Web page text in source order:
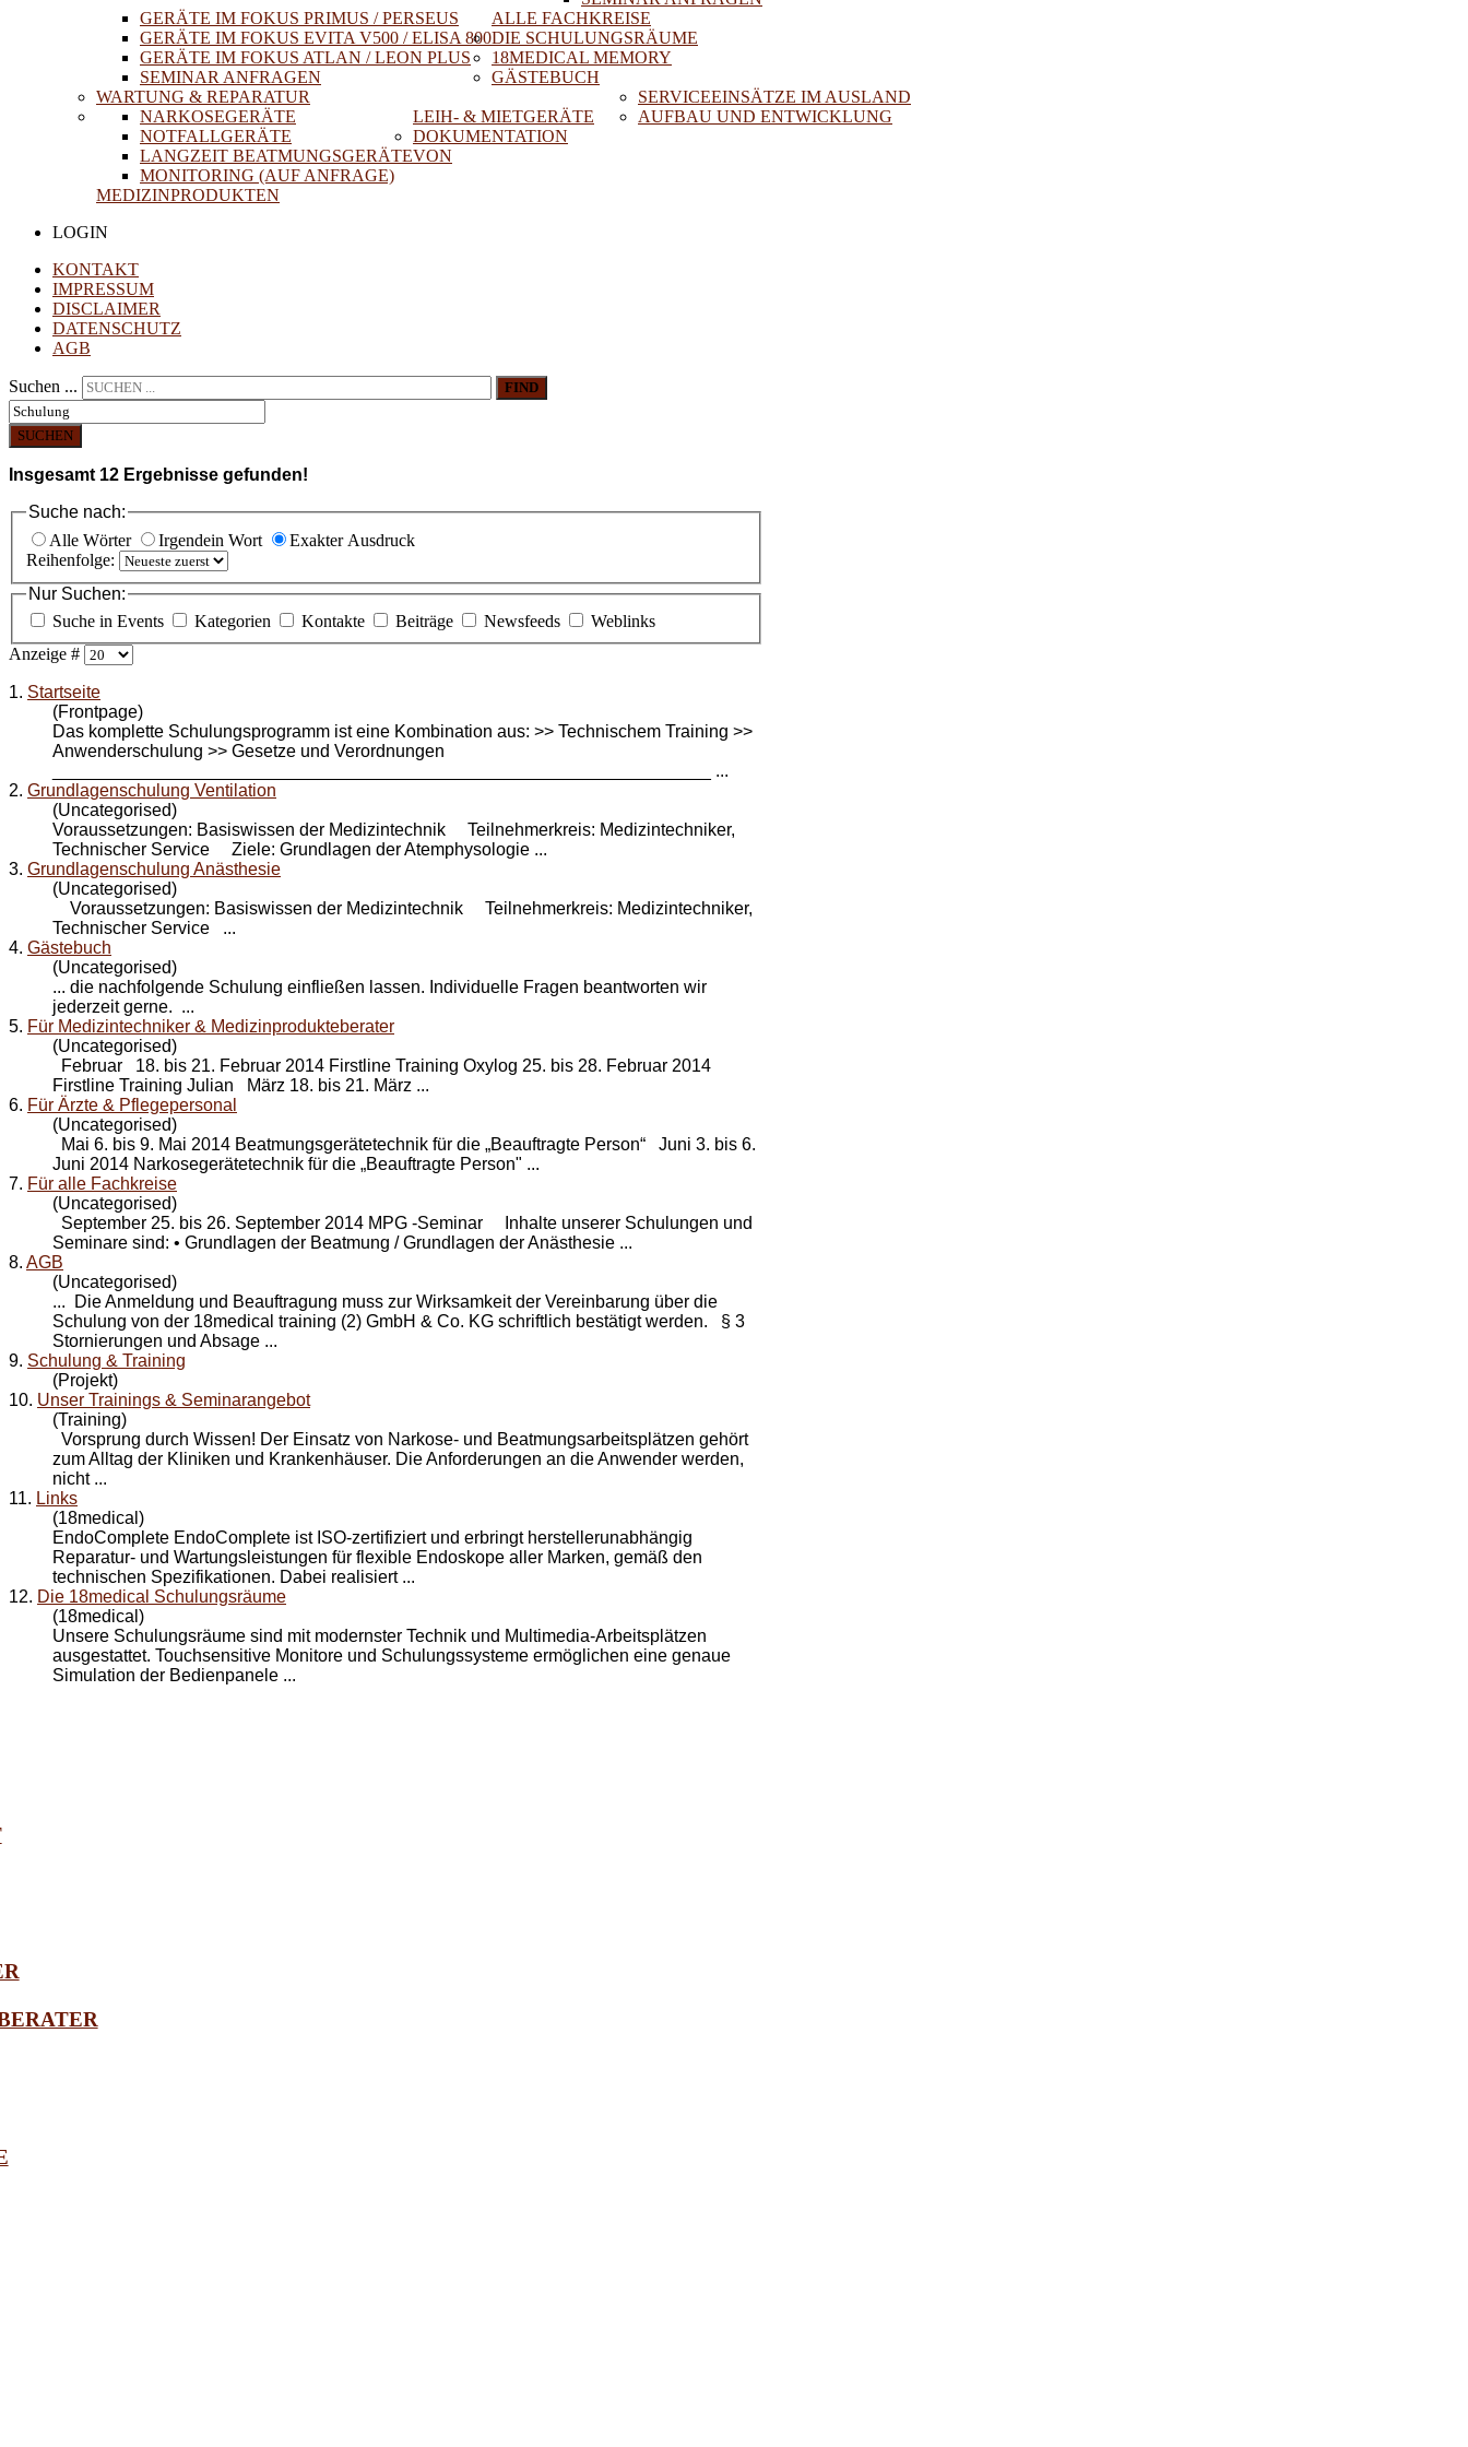
ALLE FACHKREISE
GERÄTE IM FOKUS PRIMUS / PERSEUS
GERÄTE IM FOKUS EVITA V500 / ELISA 800
GERÄTE IM FOKUS ATLAN / LEON PLUS
SEMINAR ANFRAGEN
DIE SCHULUNGSRÄUME
18MEDICAL MEMORY
GÄSTEBUCH
WARTUNG & REPARATUR
LEIH- & MIETGERÄTE
NARKOSEGERÄTE
NOTFALLGERÄTE
LANGZEIT BEATMUNGSGERÄTE
MONITORING (AUF ANFRAGE)
DOKUMENTATION
VON
MEDIZINPRODUKTEN
SERVICEEINSÄTZE IM AUSLAND
AUFBAU UND ENTWICKLUNG
LOGIN
KONTAKT
IMPRESSUM
DISCLAIMER
DATENSCHUTZ
AGB
Suchen ... FIND
SUCHEN
Insgesamt 12 Ergebnisse gefunden!
Suche nach:
Alle Wörter
Irgendein Wort
Exakter Ausdruck
Reihenfolge:
Nur Suchen:
Suche in Events
Kategorien Kontakte Beiträge Newsfeeds
Weblinks
Anzeige #
1. Startseite
(Frontpage)
Das komplette Schulungsprogramm ist eine Kombination aus: >> Technischem Training >>
Anwenderschulung >> Gesetze und Verordnungen
___________________________________________________________________ ...
2. Grundlagenschulung Ventilation
(Uncategorised)
Voraussetzungen: Basiswissen der Medizintechnik Teilnehmerkreis: Medizintechniker,
Technischer Service Ziele: Grundlagen der Atemphysologie ...
3. Grundlagenschulung Anästhesie
(Uncategorised)
Voraussetzungen: Basiswissen der Medizintechnik Teilnehmerkreis: Medizintechniker,
Technischer Service ...
4. Gästebuch
(Uncategorised)
... die nachfolgende Schulung einfließen lassen. Individuelle Fragen beantworten wir
jederzeit gerne. ...
5. Für Medizintechniker & Medizinprodukteberater
(Uncategorised)
Februar 18. bis 21. Februar 2014 Firstline Training Oxylog 25. bis 28. Februar 2014
Firstline Training Julian März 18. bis 21. März ...
6. Für Ärzte & Pflegepersonal
(Uncategorised)
Mai 6. bis 9. Mai 2014 Beatmungsgerätetechnik für die „Beauftragte Person“ Juni 3. bis 6.
Juni 2014 Narkosegerätetechnik für die „Beauftragte Person" ...
7. Für alle Fachkreise
(Uncategorised)
September 25. bis 26. September 2014 MPG -Seminar Inhalte unserer Schulungen und
Seminare sind: • Grundlagen der Beatmung / Grundlagen der Anästhesie ...
8. AGB
(Uncategorised)
... Die Anmeldung und Beauftragung muss zur Wirksamkeit der Vereinbarung über die
Schulung von der 18medical training (2) GmbH & Co. KG schriftlich bestätigt werden. § 3
Stornierungen und Absage ...
9. Schulung & Training
(Projekt)
10. Unser Trainings & Seminarangebot
(Training)
Vorsprung durch Wissen! Der Einsatz von Narkose- und Beatmungsarbeitsplätzen gehört
zum Alltag der Kliniken und Krankenhäuser. Die Anforderungen an die Anwender werden,
nicht ...
11. Links
(18medical)
EndoComplete EndoComplete ist ISO-zertifiziert und erbringt herstellerunabhängig
Reparatur- und Wartungsleistungen für flexible Endoskope aller Marken, gemäß den
technischen Spezifikationen. Dabei realisiert ...
12. Die 18medical Schulungsräume
(18medical)
Unsere Schulungsräume sind mit modernster Technik und Multimedia-Arbeitsplätzen
ausgestattet. Touchsensitive Monitore und Schulungssysteme ermöglichen eine genaue
Simulation der Bedienpanele ...